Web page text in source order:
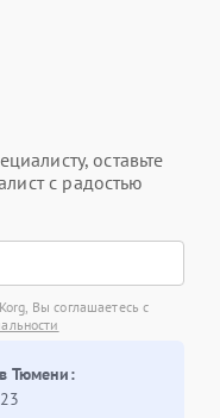
оставьте
с радостью
Вы соглашаетесь с
Тюмени: